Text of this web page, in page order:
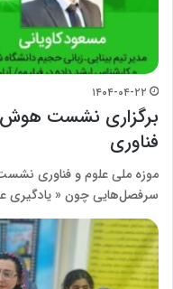
۱۴۰۴-۰۴-۲۲
برگزاری نشست هوش
فناوری
موزه ملی علوم و فناوری
سرفصل‌هایی چون « یادگیری